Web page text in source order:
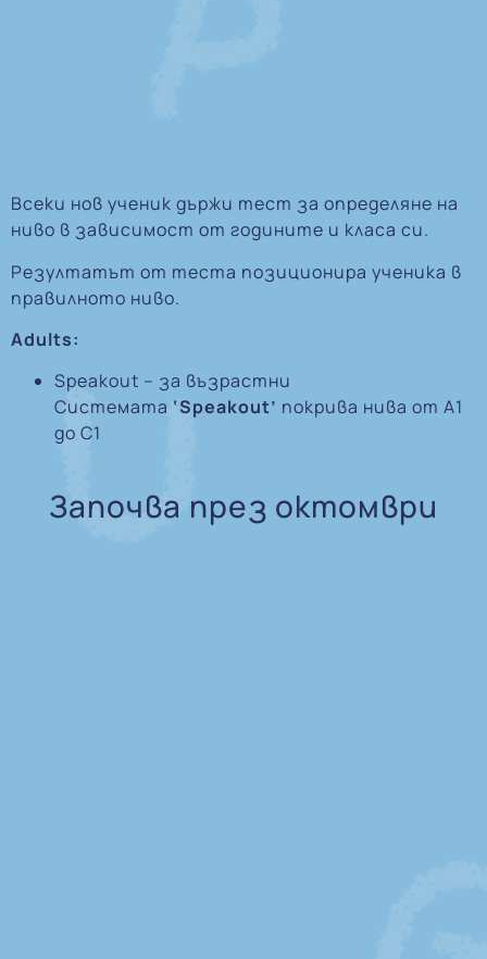
Всеки нов ученик държи тест за определяне на
ниво в зависимост от годините и класа си.
Резултатът от теста позиционира ученика в
правилното ниво.
Adults:
Speakout – за възрастни
Системата ‘Speakout’ покрива нива от A1
до C1
Започва през октомври